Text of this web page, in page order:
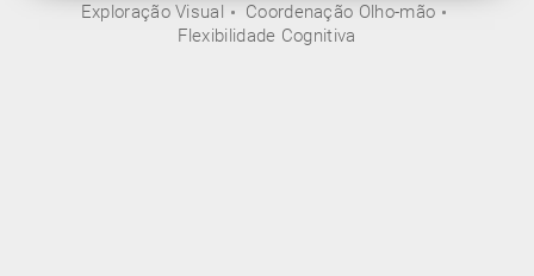
Exploração Visual
Coordenação Olho-mão
Flexibilidade Cognitiva